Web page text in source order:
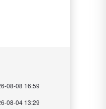
08-08 16:59
08-04 13:29